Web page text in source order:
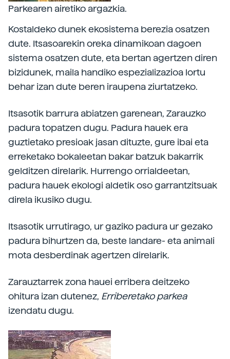
Parkearen airetiko argazkia.
Kostaldeko dunek ekosistema berezia osatzen
dute. Itsasoarekin oreka dinamikoan dagoen
sistema osatzen dute, eta bertan agertzen diren
bizidunek, maila handiko espezializazioa lortu
behar izan dute beren iraupena ziurtatzeko.
Itsasotik barrura abiatzen garenean, Zarauzko
padura topatzen dugu. Padura hauek era
guztietako presioak jasan dituzte, gure ibai eta
erreketako bokaleetan bakar batzuk bakarrik
gelditzen direlarik. Hurrengo orrialdeetan,
padura hauek ekologi aldetik oso garrantzitsuak
direla ikusiko dugu.
Itsasotik urrutirago, ur gaziko padura ur gezako
padura bihurtzen da, beste landare- eta animali
mota desberdinak agertzen direlarik.
Zarauztarrek zona hauei erribera deitzeko
ohitura izan dutenez, Erriberetakoparkea
izendatu dugu.